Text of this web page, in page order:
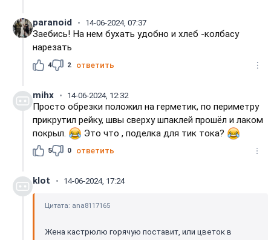
paranoid 14-06-2024, 07:37
Заебись! На нем бухать удобно и хлеб -колбасу
нарезать
4 2 ответить
mihx 14-06-2024, 12:32
Просто обрезки положил на герметик, по периметру
прикрутил рейку, швы сверху шпаклей прошёл и лаком
покрыл.
Это что , поделка для тик тока?
5 0 ответить
klot 14-06-2024, 17:24
Цитата: ana8117165
Жена кастрюлю горячую поставит, или цветок в